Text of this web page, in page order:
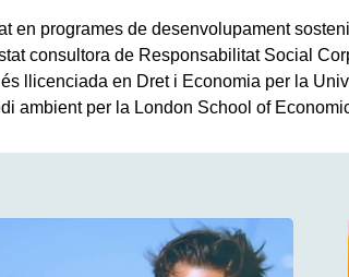
en programes de desenvolupament
consultora de Responsabilitat Social
llicenciada en Dret i Economia per la
ambient per la London School of